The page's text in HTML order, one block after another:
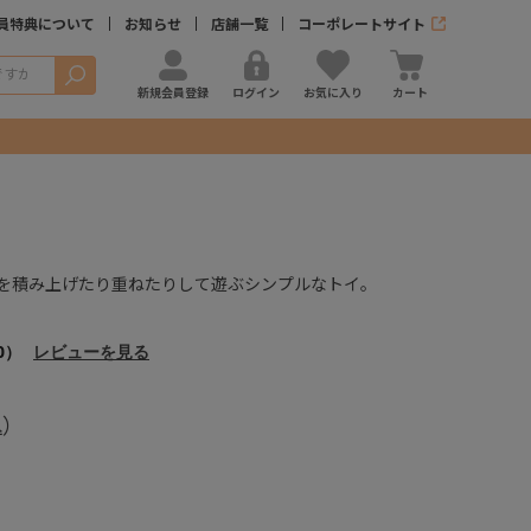
特典について お知らせ 店舗一覧 コーポレートサイト
検索
新規会員登録 ログイン お気に入り カート
積み上げたり重ねたりして遊ぶシンプルなトイ。
レビューを見る